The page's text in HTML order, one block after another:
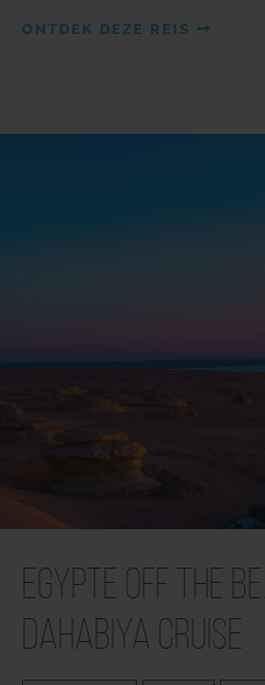
ONTDEK DEZE REIS
Egypte Off the
Dahabiya Cruise